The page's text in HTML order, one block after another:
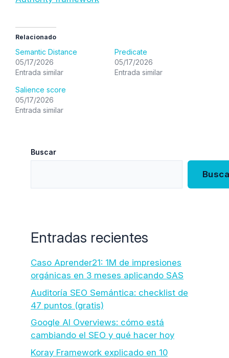
Relacionado
Semantic Distance
05/17/2026
Entrada similar
Predicate
05/17/2026
Entrada similar
Salience score
05/17/2026
Entrada similar
Buscar
Entradas recientes
Caso Aprender21: 1M de impresiones
orgánicas en 3 meses aplicando SAS
Auditoría SEO Semántica: checklist de
47 puntos (gratis)
Google AI Overviews: cómo está
cambiando el SEO y qué hacer hoy
Koray Framework explicado en 10